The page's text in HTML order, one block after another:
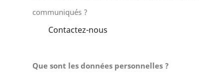
communiqués ?
Contactez-nous
Que sont les données personnelles ?